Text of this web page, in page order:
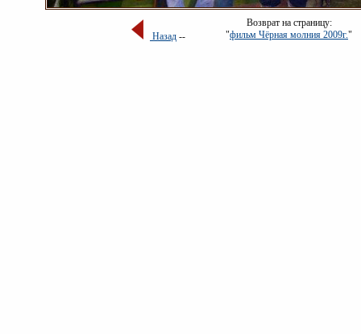
Назад --
Возврат на страницу:
"фильм Чёрная молния 2009г."